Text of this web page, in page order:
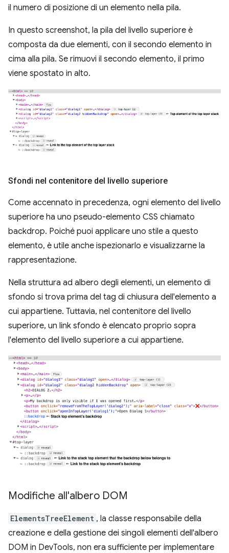
il numero di posizione di un elemento nella pila.
In questo screenshot, la pila del livello superiore è
composta da due elementi, con il secondo elemento in
cima alla pila. Se rimuovi il secondo elemento, il primo
viene spostato in alto.
Sfondi nel contenitore del livello superiore
Come accennato in precedenza, ogni elemento del livello
superiore ha uno pseudo-elemento CSS chiamato
backdrop. Poiché puoi applicare uno stile a questo
elemento, è utile anche ispezionarlo e visualizzarne la
rappresentazione.
Nella struttura ad albero degli elementi, un elemento di
sfondo si trova prima del tag di chiusura dell'elemento a
cui appartiene. Tuttavia, nel contenitore del livello
superiore, un link sfondo è elencato proprio sopra
l'elemento del livello superiore a cui appartiene.
Modifiche all'albero DOM
ElementsTreeElement , la classe responsabile della
creazione e della gestione dei singoli elementi dell'albero
DOM in DevTools, non era sufficiente per implementare